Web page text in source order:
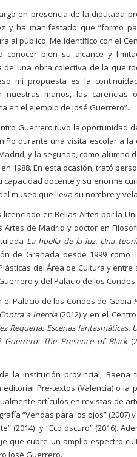
en presencia de la diputada
y ha manifestado que “formo
al público. Me identifico con el
bien su alcance y
de una obra colectiva de la que
mi propuesta es la
manos, las carencias
en el ejemplo de José Guerrero”.
Guerrero tuvo la oportunidad
durante una visita escolar a la
y la segunda, como alumno
1988. En esta ocasión, trató
docente y su enorme
museo que lleva su nombre y
licenciado en Bellas Artes por la
Artes de Madrid y doctor en
La huella de la luz. Una
de Granada desde 1999 como
del Área de Cultura y
y del Palacio de los Condes
Palacio de los Condes de Gabia
a Inercia(2012) y en el
Requena: Escenas
Guerrero: The Presence of Black
la institución provincial, Baena
Pre-textos (Valencia) o la
artículos en revistas de
“Vendas para los ojos” (2007)
(2014) y “Eco oscuro” (2016).
que cubre un amplio espectro
José Guerrero.